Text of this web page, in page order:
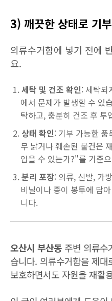
3) 깨끗한 상태로 기
의류수거함에 넣기 전에
요.
세탁 및 건조 확인: 세탁되
에서 문제가 발생할 수 있
탁하고, 충분히 건조 후 투
상태 확인: 기부 가능한 품
무 낡거나 훼손된 물건은
입을 수 있는가?"를 기준
분리 포장: 의류, 신발, 가
비닐이나 종이 봉투에 담
니다.
오산시 부산동 주변 의류수
습니다. 의류수거함을 제
보호하면서도 자원을 재활